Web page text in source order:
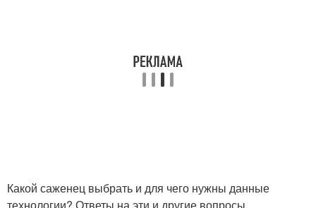
Какой саженец выбрать и для чего нужны данные
технологии? Ответы на эти и другие вопросы